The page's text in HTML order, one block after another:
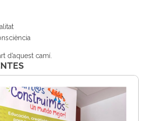
d’aquest camí.